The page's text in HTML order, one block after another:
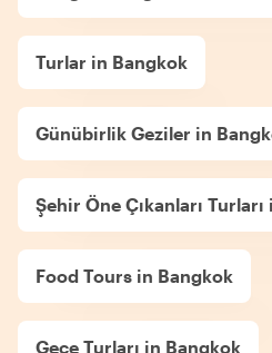
Turlar in Bangkok
Günübirlik Geziler in
Şehir Öne Çıkanları
Food Tours in Bangkok
Gece Turları in Bangkok